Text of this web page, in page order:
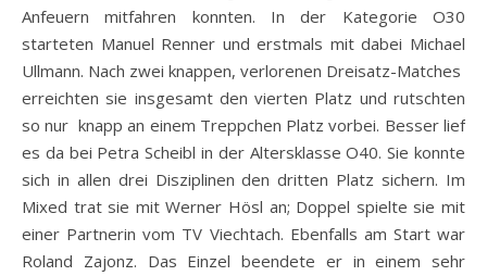
Anfeuern mitfahren konnten. In der Kategorie O30
starteten Manuel Renner und erstmals mit dabei Michael
Ullmann. Nach zwei knappen, verlorenen Dreisatz-Matches
erreichten sie insgesamt den vierten Platz und rutschten
so nur knapp an einem Treppchen Platz vorbei. Besser lief
es da bei Petra Scheibl in der Altersklasse O40. Sie konnte
sich in allen drei Disziplinen den dritten Platz sichern. Im
Mixed trat sie mit Werner Hösl an; Doppel spielte sie mit
einer Partnerin vom TV Viechtach. Ebenfalls am Start war
Roland Zajonz. Das Einzel beendete er in einem sehr